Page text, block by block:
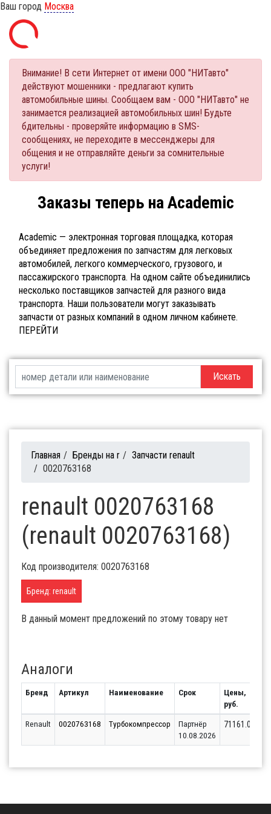
Ваш город Москва
Внимание! В сети Интернет от имени ООО "НИТавто"
действуют мошенники - предлагают купить
автомобильные шины. Сообщаем вам - ООО "НИТавто" не
занимается реализацией автомобильных шин! Будьте
бдительны - проверяйте информацию в SMS-
сообщениях, не переходите в мессенджеры для
общения и не отправляйте деньги за сомнительные
услуги!
Заказы теперь на Academic
Academic — электронная торговая площадка, которая
объединяет предложения по запчастям для легковых
автомобилей, легкого коммерческого, грузового, и
пассажирского транспорта. На одном сайте объединились
несколько поставщиков запчастей для разного вида
транспорта. Наши пользователи могут заказывать
запчасти от разных компаний в одном личном кабинете.
ПЕРЕЙТИ
Искать
Главная / Бренды на r / Запчасти renault
/ 0020763168
renault 0020763168
(renault 0020763168)
Код производителя: 0020763168
Бренд: renault
В данный момент предложений по этому товару нет
Аналоги
Бренд Артикул Наименование Срок
Цены,
руб.
Renault 0020763168 Турбокомпрессор
Партнёр
10.08.2026
71161.05